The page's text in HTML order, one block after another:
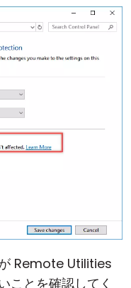
Remote Utilities
ことを確認してく